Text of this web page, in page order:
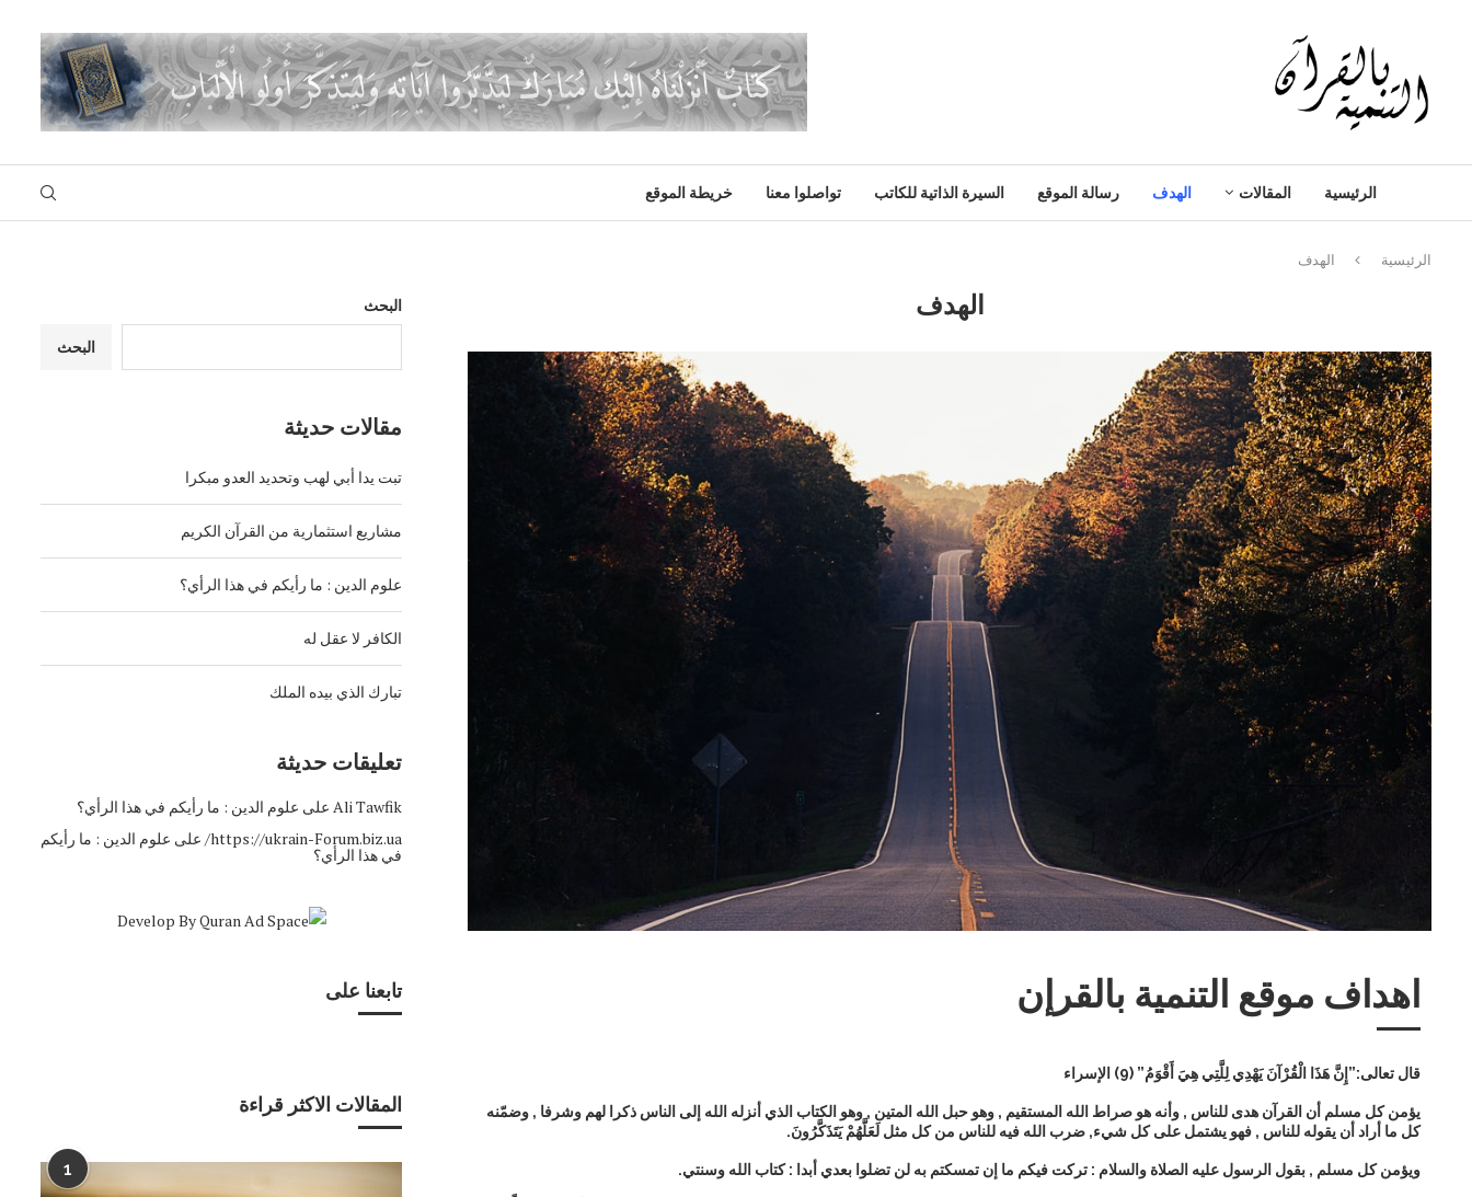
الرئيسية المقالات الهدف رسالة الموقع السيرة الذاتية للكاتب تواصلوا معنا خريطة الموقع
الرئيسية الهدف
الهدف
اهداف موقع التنمية بالقرإن
قال تعالى:”إِنَّ هَذَا الْقُرْآنَ يَهْدِي لِلَّتِي هِيَ أَقْوَمُ” (9) الإسراء
يؤمن كل مسلم أن القرآن هدى للناس , وأنه هو صراط الله المستقيم , وهو حبل الله المتين , وهو الكتاب الذي أنزله الله إلى الناس ذكرا لهم وشرفا , وضمّنه
كل ما أراد أن يقوله للناس , فهو يشتمل على كل شيء, ضرب الله فيه للناس من كل مثل لَعَلَّهُمْ يَتَذَكَّرُونَ.
ويؤمن كل مسلم , بقول الرسول عليه الصلاة والسلام : تركت فيكم ما إن تمسكتم به لن تضلوا بعدي أبدا : كتاب الله وسنتي.
البحث
البحث
مقالات حديثة
تبت يدا أبي لهب وتحديد العدو مبكرا
مشاريع استثمارية من القرآن الكريم
علوم الدين : ما رأيكم في هذا الرأي؟
الكافر لا عقل له
تبارك الذي بيده الملك
تعليقات حديثة
Ali Tawfikعلى علوم الدين : ما رأيكم في هذا الرأي؟
https://ukrain-Forum.biz.ua/ على علوم الدين : ما رأيكم
في هذا الرأي؟
تابعنا على
المقالات الاكثر قراءة
1